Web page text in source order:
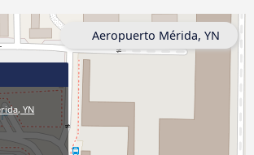
YN
Aeropuerto Mérida, YN